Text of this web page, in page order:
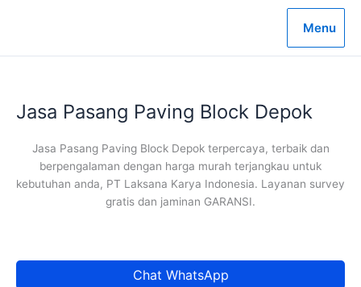
Menu
Jasa Pasang Paving Block Depok
Jasa Pasang Paving Block Depok terpercaya, terbaik dan
berpengalaman dengan harga murah terjangkau untuk
kebutuhan anda, PT Laksana Karya Indonesia. Layanan survey
gratis dan jaminan GARANSI.
Chat WhatsApp